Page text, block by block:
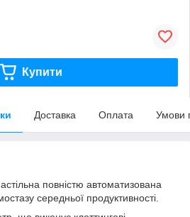
Купити
Доставка Оплата Умови
повністю автоматизована
середньої продуктивності.